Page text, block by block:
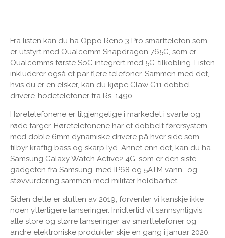
Fra listen kan du ha Oppo Reno 3 Pro smarttelefon som
er utstyrt med Qualcomm Snapdragon 765G, som er
Qualcomms første SoC integrert med 5G-tilkobling. Listen
inkluderer også et par flere telefoner. Sammen med det,
hvis du er en elsker, kan du kjøpe Claw G11 dobbel-
drivere-hodetelefoner fra Rs. 1490.
Høretelefonene er tilgjengelige i markedet i svarte og
røde farger. Høretelefonene har et dobbelt førersystem
med doble 6mm dynamiske drivere på hver side som
tilbyr kraftig bass og skarp lyd. Annet enn det, kan du ha
Samsung Galaxy Watch Active2 4G, som er den siste
gadgeten fra Samsung, med IP68 og 5ATM vann- og
støvvurdering sammen med militær holdbarhet.
Siden dette er slutten av 2019, forventer vi kanskje ikke
noen ytterligere lanseringer. Imidlertid vil sannsynligvis
alle store og større lanseringer av smarttelefoner og
andre elektroniske produkter skje en gang i januar 2020,